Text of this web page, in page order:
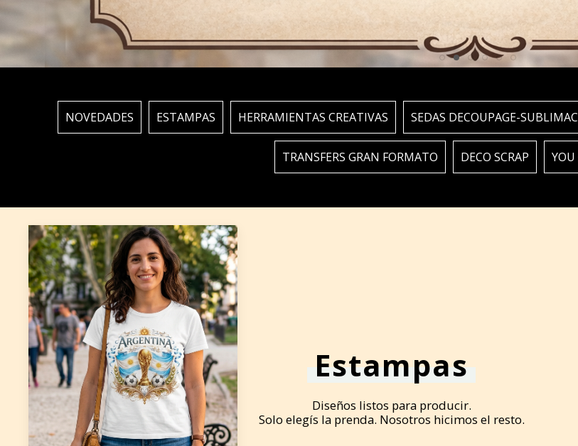
NOVEDADES ESTAMPAS HERRAMIENTAS CREATIVAS SEDAS DECOUPAGE-
TRANSFERS GRAN FORMATO DECO SCRAP
Estampas
Diseños listos para producir.
Solo elegís la prenda. Nosotros hicimos el resto.